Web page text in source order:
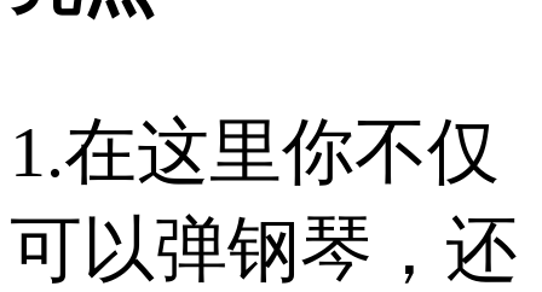
1.在这里你不仅
可以弹钢琴，还